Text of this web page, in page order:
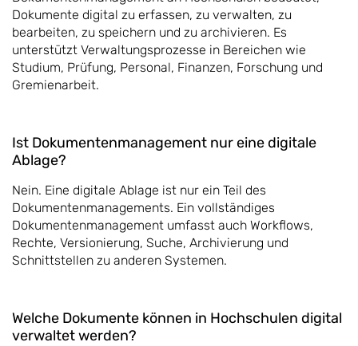
Dokumente digital zu erfassen, zu verwalten, zu
bearbeiten, zu speichern und zu archivieren. Es
unterstützt Verwaltungsprozesse in Bereichen wie
Studium, Prüfung, Personal, Finanzen, Forschung und
Gremienarbeit.
Ist Dokumentenmanagement nur eine digitale
Ablage?
Nein. Eine digitale Ablage ist nur ein Teil des
Dokumentenmanagements. Ein vollständiges
Dokumentenmanagement umfasst auch Workflows,
Rechte, Versionierung, Suche, Archivierung und
Schnittstellen zu anderen Systemen.
Welche Dokumente können in Hochschulen digital
verwaltet werden?